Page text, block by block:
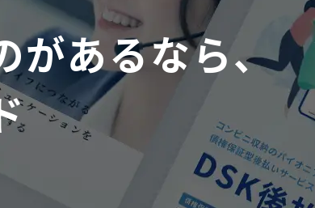
があるなら、